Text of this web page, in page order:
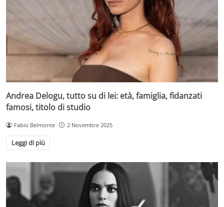
Andrea Delogu, tutto su di lei: età, famiglia, fidanzati
famosi, titolo di studio
Fabio Belmonte 2 Novembre 2025
Leggi di più